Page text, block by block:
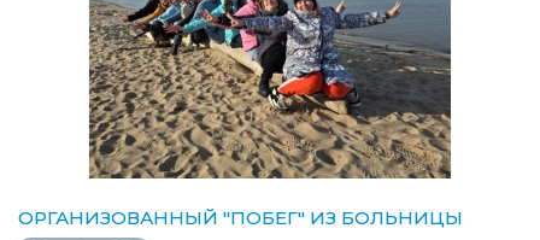
ОРГАНИЗОВАННЫЙ "ПОБЕГ" ИЗ БОЛЬНИЦЫ